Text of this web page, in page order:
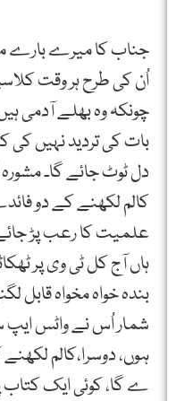
جناب کا میرے بارے
اُن کی طرح ہر وقت
چونکہ وہ بھلے آدمی
بات کی تردید نہیں کی
دل ٹوٹ جائے گا۔ مشورہ
کالم لکھنے کے دو
علمیت کا رعب پڑ
ہاں آج کل ٹی وی پر
بندہ خواہ مخواہ قابل
شمار اُس نے واٹس
ہوں، دوسرا،کالم
ے گا، کوئی ایک کتاب